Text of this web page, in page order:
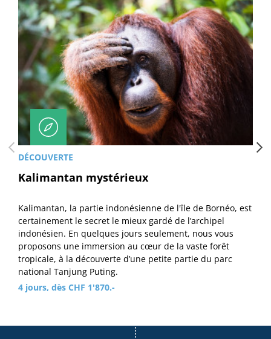
DÉCOUVERTE
Kalimantan mystérieux
Kalimantan, la partie indonésienne de l'île de Bornéo, est
certainement le secret le mieux gardé de l’archipel
indonésien. En quelques jours seulement, nous vous
proposons une immersion au cœur de la vaste forêt
tropicale, à la découverte d’une petite partie du parc
national Tanjung Puting.
4 jours, dès CHF 1'870.-